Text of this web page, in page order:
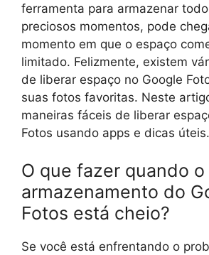
ferramenta para armazenar
preciosos momentos, pode
momento em que o espaço
limitado. Felizmente, existem
de liberar espaço no Google
suas fotos favoritas. Neste
maneiras fáceis de liberar
Fotos usando apps e dicas úteis.
O que fazer quando o
armazenamento do
Fotos está cheio?
Se você está enfrentando o